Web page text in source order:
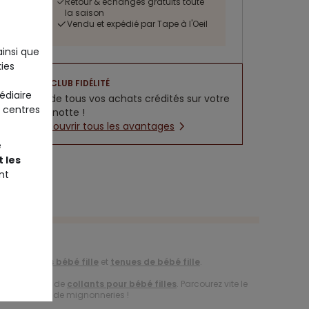
la saison
Vendu et expédié par Tape à l'Oeil
CLUB FIDÉLITÉ
5% de tous vos achats crédités sur votre
cagnotte !
Découvrir tous les avantages
vêtements bébé fille et tenues de bébé fille.
la gamme de collants pour bébé filles. Parcourez vite le
encore plus de mignonneries !
que
les